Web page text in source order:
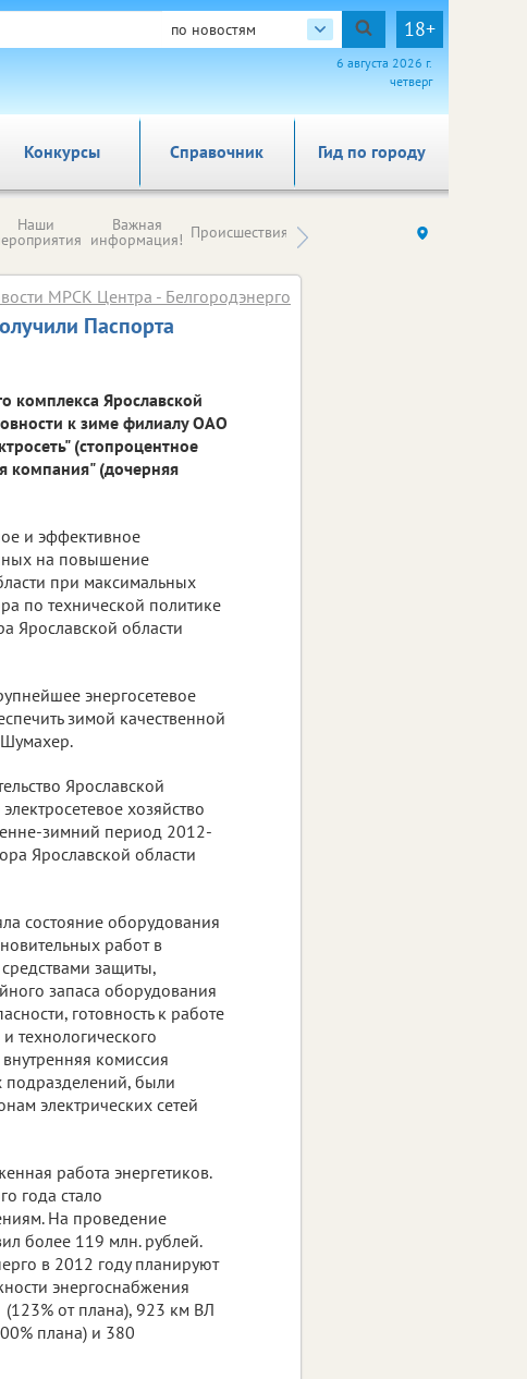
по новостям 18+
6 августа 2026 г.
четверг
Справочник Гид по городу
Конкурсы
Наши Важная
информация! Происшествия Здоровье компаний (на
Паспорта
МРСК Центра - Белгородэнерго
комплекса Ярославской
к зиме филиалу ОАО
(стопроцентное
компания" (дочерняя
и эффективное
на повышение
при максимальных
по технической политике
Ярославской области
энергосетевое
зимой качественной
Шумахер.
Ярославской
хозяйство
зимний период 2012-
Ярославской области
состояние оборудования
работ в
защиты,
запаса оборудования
готовность к работе
технологического
комиссия
подразделений, были
электрических сетей
работа энергетиков.
года стало
На проведение
более 119 млн. рублей.
в 2012 году планируют
энергоснабжения
от плана), 923 км ВЛ
плана) и 380